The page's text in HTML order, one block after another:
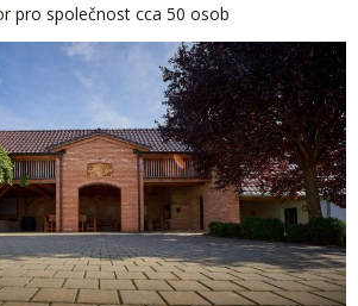
pro společnost cca 50 osob